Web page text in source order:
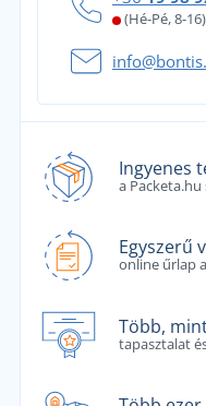
(Hé-Pé, 8-16)
Ingyenes
a Packeta.hu
Egyszerű
online űrlap
Több,
tapasztalat